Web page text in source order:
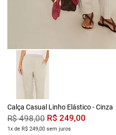
Calça Casual Linho Elástico - Cinza
R$ 498,00 R$ 249,00
1x de R$ 249,00 sem juros